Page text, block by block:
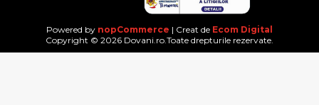
Powered by nopCommerce | Creat de Ecom Digital
Copyright © 2026 Dovani.ro.Toate drepturile rezervate.